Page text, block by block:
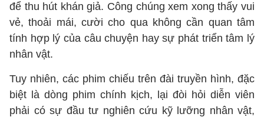
để thu hút khán giả. Công chúng xem xong thấy vui
vẻ, thoải mái, cười cho qua không cần quan tâm
tính hợp lý của câu chuyện hay sự phát triển tâm lý
nhân vật.
Tuy nhiên, các phim chiếu trên đài truyền hình, đặc
biệt là dòng phim chính kịch, lại đòi hỏi diễn viên
phải có sự đầu tư nghiên cứu kỹ lưỡng nhân vật,